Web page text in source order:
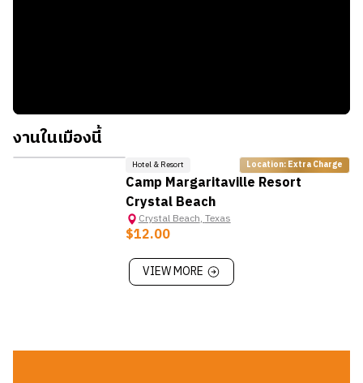
เทศกาลท้องถิ่น:Crystal Beach Sandcastle Competition,
4th of July Fireworks, และ Live Music Events ตามร้านอาหาร
ริมทะเล เช่น Stingaree Restaurant
งานในเมืองนี้
Hotel & Resort Location: Extra Charge
Camp Margaritaville Resort
Crystal Beach
Crystal Beach,Texas
$12.00
VIEW MORE